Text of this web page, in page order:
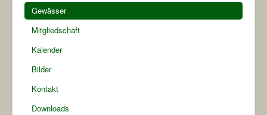
Gewässer
Mitgliedschaft
Kalender
Bilder
Kontakt
Downloads